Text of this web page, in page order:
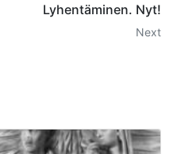
Lyhentäminen. Nyt!
Next